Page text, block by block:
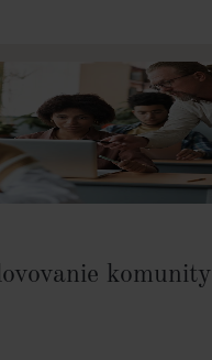
komunity